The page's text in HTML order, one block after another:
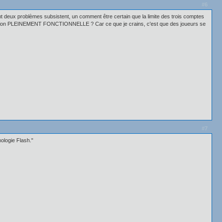
#6
problèmes subsistent, un comment être certain que la limite des trois comptes
PLEINEMENT FONCTIONNELLE ? Car ce que je crains, c'est que des joueurs se
#7
Flash."